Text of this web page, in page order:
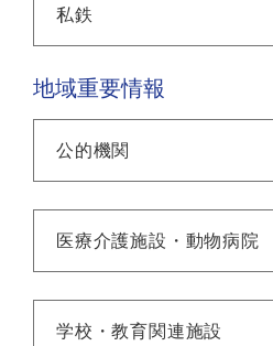
私鉄
地域重要情報
公的機関
医療介護施設・動物病院
学校・教育関連施設